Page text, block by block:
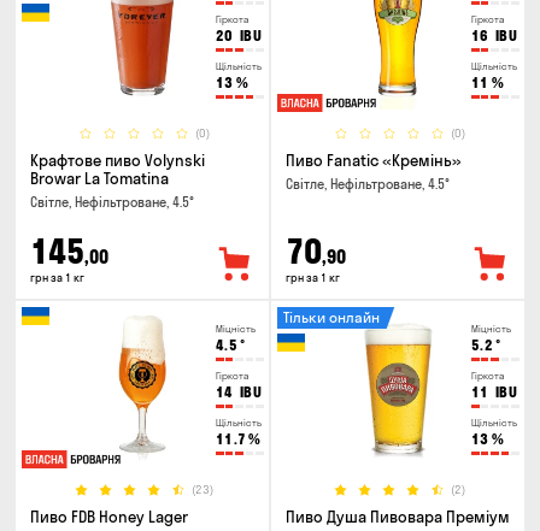
Гіркота
20 IBU
Щільність
13 %
(0)
Крафтове пиво Volynski
Browar La Tomatina
Світле, Нефільтроване, 4.5°
145,00
грн за 1 кг
Гіркота
16 IBU
Щільність
11 %
(0)
Пиво Fanatic «Кремінь»
Світле, Нефільтроване, 4.5°
70,90
грн за 1 кг
Міцність
4.5 °
Гіркота
14 IBU
Щільність
11.7 %
(23)
Пиво FDB Honey Lager
Міцність
5.2 °
Гіркота
11 IBU
Щільність
13 %
(2)
Тільки онлайн
Пиво Душа Пивовара Преміум